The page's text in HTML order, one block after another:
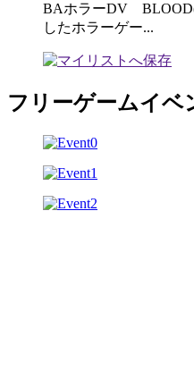
BAホラーDV
したホラーゲー...
フリーゲームイベ